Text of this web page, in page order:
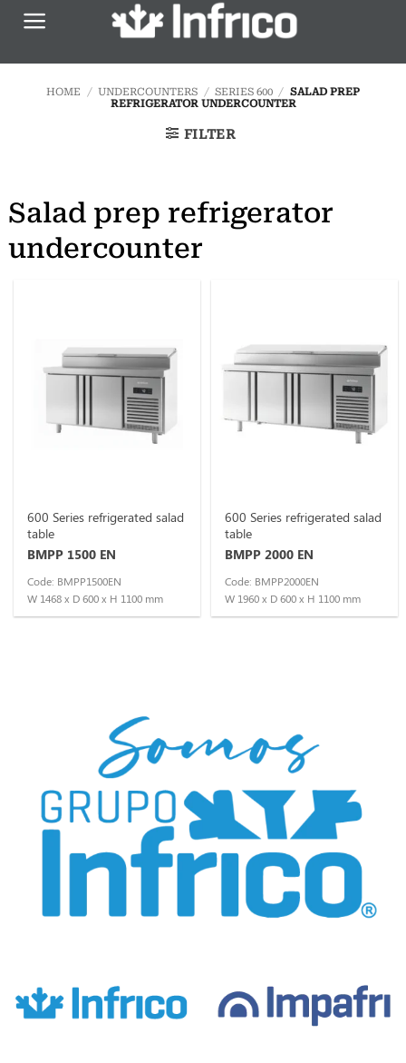
Skip
HOME / UNDERCOUNTERS / SERIES 600 / SALAD PREP
REFRIGERATOR UNDERCOUNTER
FILTER
Salad prep refrigerator
undercounter
600 Series refrigerated salad
table
BMPP 1500 EN
Code: BMPP1500EN
W 1468 x D 600 x H 1100 mm
600 Series refrigerated salad
table
BMPP 2000 EN
Code: BMPP2000EN
W 1960 x D 600 x H 1100 mm